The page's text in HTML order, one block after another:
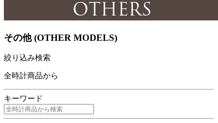
その他 (OTHER MODELS)
絞り込み検索
全時計商品から
キーワード